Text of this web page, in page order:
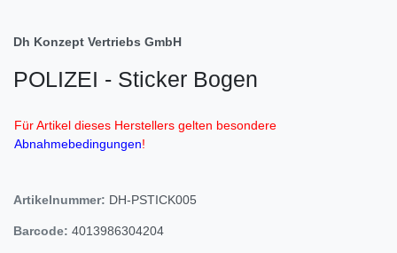
Dh Konzept Vertriebs GmbH
POLIZEI - Sticker Bogen
Für Artikel dieses Herstellers gelten besondere
Abnahmebedingungen!
Artikelnummer: DH-PSTICK005
Barcode: 4013986304204